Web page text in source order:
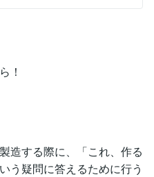
！
造する際に、「これ、作る
う疑問に答えるために行う